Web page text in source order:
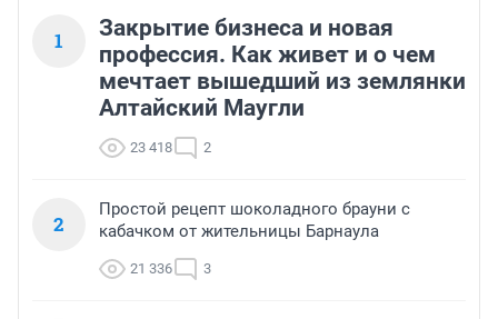
1
Закрытие бизнеса и новая
профессия. Как живет и о чем
мечтает вышедший из землянки
Алтайский Маугли
23 418 2
2
Простой рецепт шоколадного брауни с
кабачком от жительницы Барнаула
21 336 3